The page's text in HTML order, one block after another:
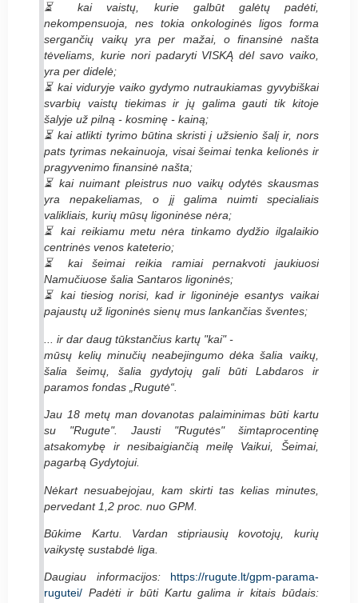
⏳ kai vaistų, kurie galbūt galėtų padėti,
nekompensuoja, nes tokia onkologinės ligos forma
sergančių vaikų yra per mažai, o finansinė našta
tėveliams, kurie nori padaryti VISKĄ dėl savo vaiko,
yra per didelė;
⏳ kai viduryje vaiko gydymo nutraukiamas gyvybiškai
svarbių vaistų tiekimas ir jų galima gauti tik kitoje
šalyje už pilną - kosminę - kainą;
⏳ kai atlikti tyrimo būtina skristi į užsienio šalį ir, nors
pats tyrimas nekainuoja, visai šeimai tenka kelionės ir
pragyvenimo finansinė našta;
⏳ kai nuimant pleistrus nuo vaikų odytės skausmas
yra nepakeliamas, o jį galima nuimti specialiais
valikliais, kurių mūsų ligoninėse nėra;
⏳ kai reikiamu metu nėra tinkamo dydžio ilgalaikio
centrinės venos kateterio;
⏳ kai šeimai reikia ramiai pernakvoti jaukiuosi
Namučiuose šalia Santaros ligoninės;
⏳ kai tiesiog norisi, kad ir ligoninėje esantys vaikai
pajaustų už ligoninės sienų mus lankančias šventes;
... ir dar daug tūkstančius kartų "kai" -
mūsų kelių minučių neabejingumo dėka šalia vaikų,
šalia šeimų, šalia gydytojų gali būti Labdaros ir
paramos fondas „Rugutė“.
Jau 18 metų man dovanotas palaiminimas būti kartu
su "Rugute". Jausti "Rugutės" šimtaprocentinę
atsakomybę ir nesibaigiančią meilę Vaikui, Šeimai,
pagarbą Gydytojui.
Nėkart nesuabejojau, kam skirti tas kelias minutes,
pervedant 1,2 proc. nuo GPM.
Būkime Kartu. Vardan stipriausių kovotojų, kurių
vaikystę sustabdė liga.
Daugiau informacijos: https://rugute.lt/gpm-parama-
rugutei/ Padėti ir būti Kartu galima ir kitais būdais: